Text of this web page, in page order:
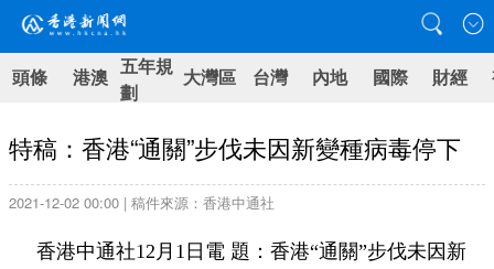
頭條 港澳 五年規
劃
大灣區 台灣 內地 國際 財經
特稿：香港“通關”步伐未因新變種病毒停下
2021-12-02 00:00 | 稿件來源：香港中通社
香港中通社12月1日電 題：香港“通關”步伐未因新